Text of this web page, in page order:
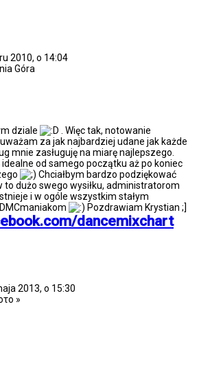
2010, o 14:04
Góra
dziale
. Więc tak, notowanie
za jak najbardziej udane jak każde
mnie zasługuję na miarę najlepszego.
od samego początku aż po koniec
Chciałbym bardzo podziękować
to dużo swego wysiłku, administratorom
i w ogóle wszystkim stałym
Pozdrawiam Krystian ;]
dancemixchart
2013, o 15:30
»